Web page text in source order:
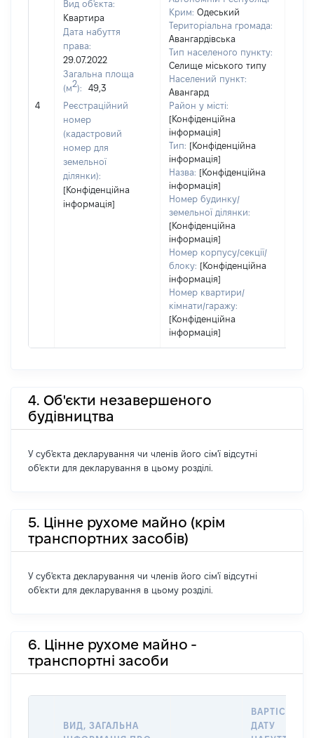
4
Вид об'єкта:
Квартира
Дата набуття
права:
29.07.2022
Загальна площа
(м2):
49,3
Реєстраційний
номер
(кадастровий
номер для
земельної
ділянки):
[Конфіденційна
інформація]
Крим: Одеський
Територіальна громада:
Авангардівська
Тип населеного пункту:
Селище міського типу
Населений пункт:
Авангард
Район у місті:
[Конфіденційна
інформація]
Тип: [Конфіденційна
інформація]
Назва: [Конфіденційна
інформація]
Номер будинку/
земельної ділянки:
[Конфіденційна
інформація]
Номер корпусу/секції/
блоку: [Конфіденційна
інформація]
Номер квартири/
кімнати/гаражу:
[Конфіденційна
інформація]
4. Об'єкти незавершеного
будівництва
У суб'єкта декларування чи членів його сім'ї відсутні
об'єкти для декларування в цьому розділі.
5. Цінне рухоме майно (крім
транспортних засобів)
У суб'єкта декларування чи членів його сім'ї відсутні
об'єкти для декларування в цьому розділі.
6. Цінне рухоме майно -
транспортні засоби
ВИД, ЗАГАЛЬНА
ВАРТІСТЬ НА
ДАТУ